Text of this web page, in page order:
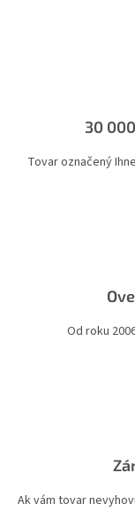
30
Tovar označený
Od roku
Ak vám tovar